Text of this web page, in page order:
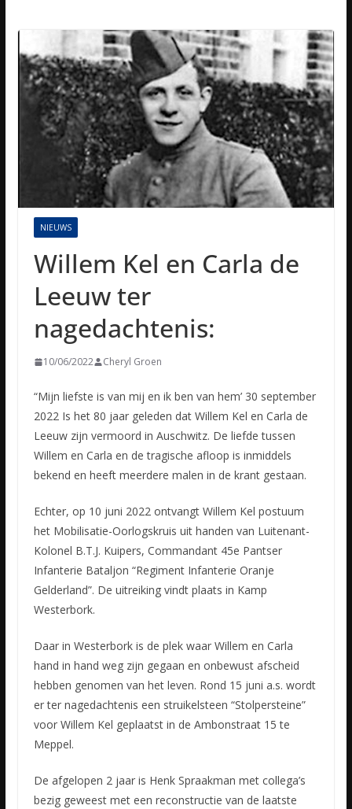
NIEUWS
Willem Kel en Carla de
Leeuw ter
nagedachtenis:
10/06/2022 Cheryl Groen
“Mijn liefste is van mij en ik ben van hem’ 30 september
2022 Is het 80 jaar geleden dat Willem Kel en Carla de
Leeuw zijn vermoord in Auschwitz. De liefde tussen
Willem en Carla en de tragische afloop is inmiddels
bekend en heeft meerdere malen in de krant gestaan.
Echter, op 10 juni 2022 ontvangt Willem Kel postuum
het Mobilisatie-Oorlogskruis uit handen van Luitenant-
Kolonel B.T.J. Kuipers, Commandant 45e Pantser
Infanterie Bataljon “Regiment Infanterie Oranje
Gelderland”. De uitreiking vindt plaats in Kamp
Westerbork.
Daar in Westerbork is de plek waar Willem en Carla
hand in hand weg zijn gegaan en onbewust afscheid
hebben genomen van het leven. Rond 15 juni a.s. wordt
er ter nagedachtenis een struikelsteen “Stolpersteine”
voor Willem Kel geplaatst in de Ambonstraat 15 te
Meppel.
De afgelopen 2 jaar is Henk Spraakman met collega’s
bezig geweest met een reconstructie van de laatste